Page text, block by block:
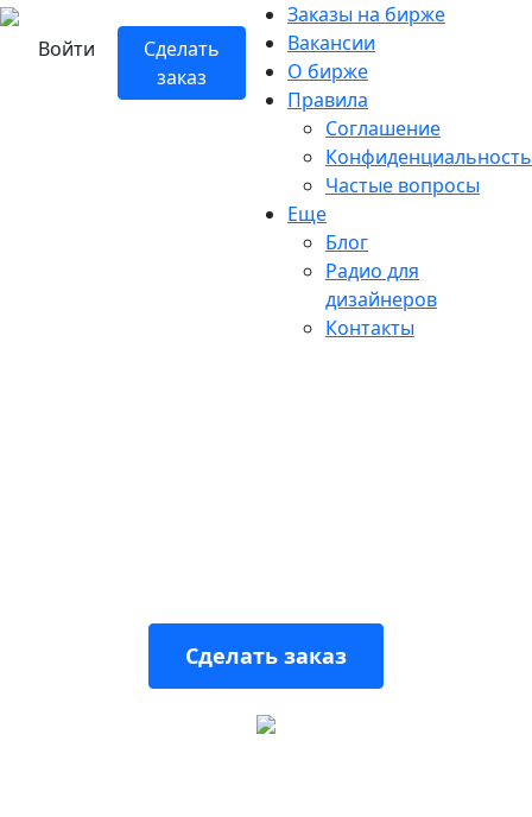
Войти
Сделать
заказ
Заказы на бирже
Вакансии
О бирже
Правила
Соглашение
Конфиденциальность
Частые вопросы
Еще
Блог
Радио для
дизайнеров
Контакты
Сделать заказ